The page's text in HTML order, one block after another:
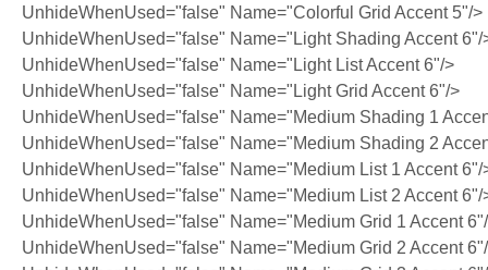
UnhideWhenUsed="false" Name="Colorful Grid Accent 5"/>
UnhideWhenUsed="false" Name="Light Shading Accent 6"/
UnhideWhenUsed="false" Name="Light List Accent 6"/>
UnhideWhenUsed="false" Name="Light Grid Accent 6"/>
UnhideWhenUsed="false" Name="Medium Shading 1
UnhideWhenUsed="false" Name="Medium Shading 2
UnhideWhenUsed="false" Name="Medium List 1 Accent 6"/
UnhideWhenUsed="false" Name="Medium List 2 Accent 6"/
UnhideWhenUsed="false" Name="Medium Grid 1 Accent
UnhideWhenUsed="false" Name="Medium Grid 2 Accent